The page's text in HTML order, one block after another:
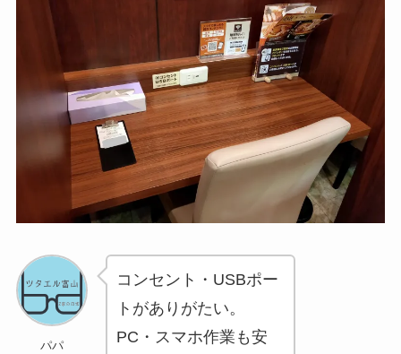
パパ
コンセント・USBポー
トがありがたい。
PC・スマホ作業も安